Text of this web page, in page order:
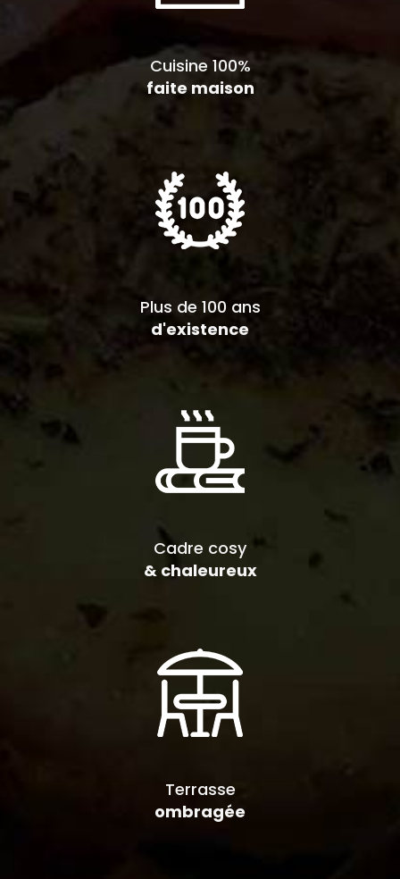
Cuisine 100%
faite maison
Plus de 100 ans
d'existence
Cadre cosy
& chaleureux
Terrasse
ombragée